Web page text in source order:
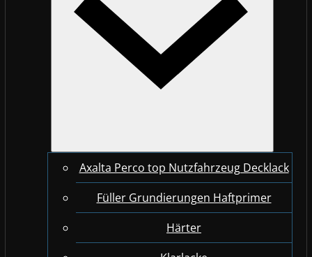
Axalta Perco top Nutzfahrzeug Decklack
Füller Grundierungen Haftprimer
Härter